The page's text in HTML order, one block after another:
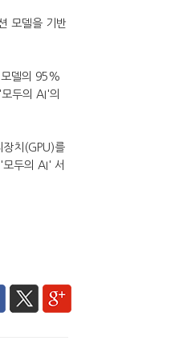
모델을 기반
모델의 95%
두의 AI'의
장치(GPU)를
두의 AI' 서